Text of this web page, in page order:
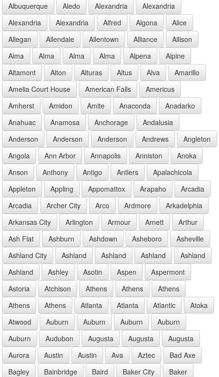
Albuquerque
Aledo Alexandria
Alexandria
Alexandria
Alexandria Alfred Algona
Alice
Allegan
Allendale Allentown Alliance
Allison
Alma
Alma Alma Alma Alpena
Alpine
Altamont
Alton Alturas Altus Alva
Amarillo
Amelia Court House
American Falls
Americus
Amherst
Amidon Amite Anaconda
Anadarko
Anahuac
Anamosa Anchorage
Andalusia
Anderson
Anderson Anderson Andrews
Angleton
Angola
Ann Arbor Annapolis Anniston
Anoka
Anson
Anthony Antigo Antlers
Apalachicola
Appleton
Appling Appomattox Arapaho
Arcadia
Arcadia
Archer City Arco Ardmore
Arkadelphia
Arkansas City
Arlington Armour Arnett
Arthur
Ash Flat
Ashburn Ashdown Asheboro
Asheville
Ashland City
Ashland Ashland Ashland
Ashland
Ashland
Ashley Asotin Aspen
Aspermont
Astoria
Atchison Athens Athens
Athens
Athens
Athens Atlanta Atlanta Atlantic
Atoka
Atwood
Auburn Auburn Auburn
Auburn
Auburn
Audubon Augusta Augusta
Augusta
Aurora
Austin Austin Ava Aztec
Bad Axe
Bagley
Bainbridge Baird Baker City
Baker